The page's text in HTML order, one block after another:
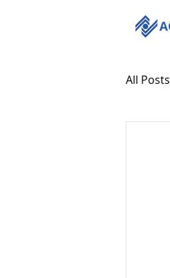
All Posts